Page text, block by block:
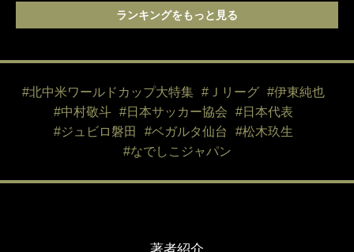
ランキングをもっと見る
#北中米ワールドカップ大特集 #Ｊリーグ
#伊東純也
#中村敬斗
#日本サッカー協会
#日本代表
#ジュビロ磐田
#ベガルタ仙台
#松木玖生
#なでしこジャパン